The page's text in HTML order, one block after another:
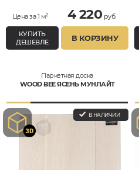
Цена за 1 м² 4 220 руб.
КУПИТЬ
ДЕШЕВЛЕ
В КОРЗИНУ
Паркетная доска
WOOD BEE ЯСЕНЬ МУНЛАЙТ
В НАЛИЧИИ